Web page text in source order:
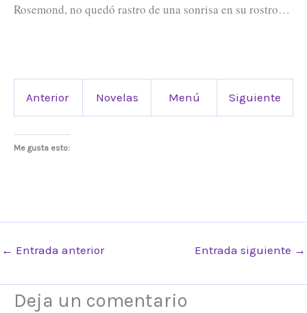
Rosemond, no quedó rastro de una sonrisa en su rostro…
Anterior Novelas Menú Siguiente
Me gusta esto:
← Entrada anterior Entrada siguiente →
Deja un comentario